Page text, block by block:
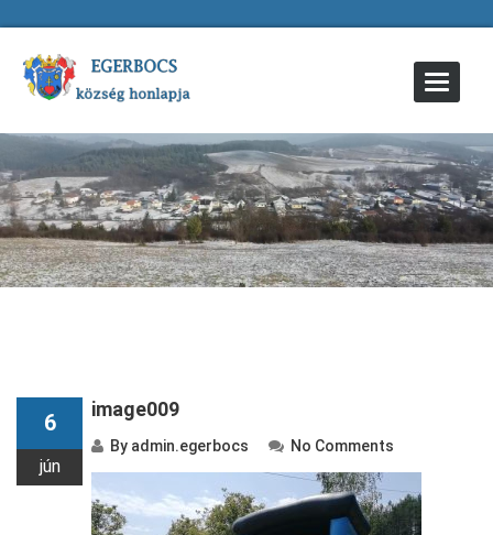
Toggle
6
jún
image009
By admin.egerbocs No Comments